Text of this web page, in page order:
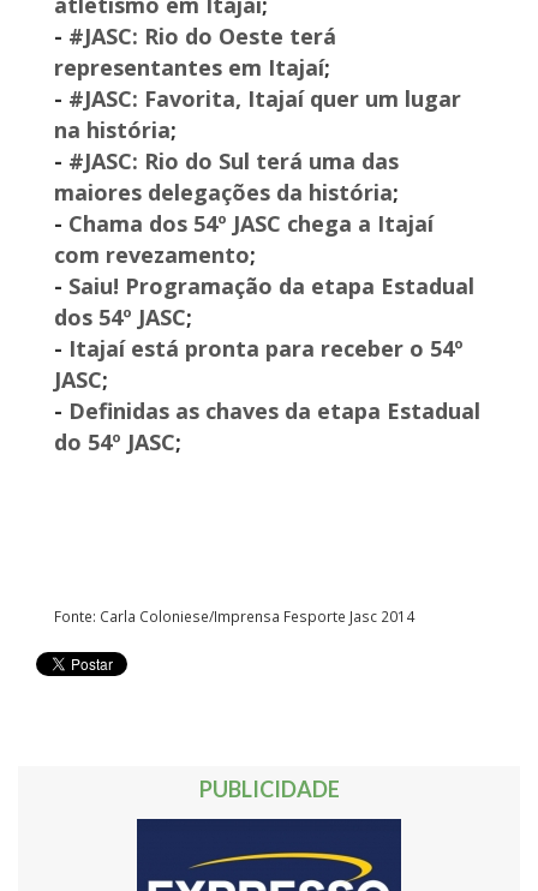
- #JASC: Rio do Oeste terá
representantes em Itajaí;
- #JASC: Favorita, Itajaí quer um lugar
na história;
- #JASC: Rio do Sul terá uma das
maiores delegações da história;
- Chama dos 54º JASC chega a Itajaí
com revezamento;
- Saiu! Programação da etapa Estadual
dos 54º JASC;
- Itajaí está pronta para receber o 54º
JASC;
- Definidas as chaves da etapa Estadual
do 54º JASC;
Fonte: Carla Coloniese/Imprensa Fesporte Jasc 2014
PUBLICIDADE